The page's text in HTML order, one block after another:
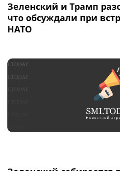
Зеленский и Трамп
что обсуждали при
НАТО